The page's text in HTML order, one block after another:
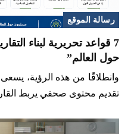
رسالة الموقع
7 قواعد تحريرية لبناء
حول العالم”
وانطلاقًا من هذه الرؤية،
تقديم محتوى صحفي يربط